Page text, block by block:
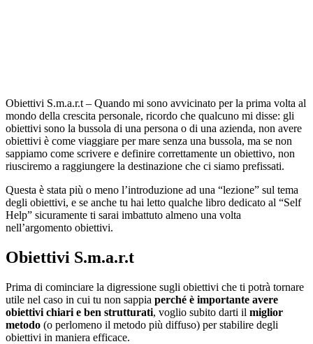
Obiettivi S.m.a.r.t – Quando mi sono avvicinato per la prima volta al
mondo della crescita personale, ricordo che qualcuno mi disse: gli
obiettivi sono la bussola di una persona o di una azienda, non avere
obiettivi è come viaggiare per mare senza una bussola, ma se non
sappiamo come scrivere e definire correttamente un obiettivo, non
riusciremo a raggiungere la destinazione che ci siamo prefissati.
Questa è stata più o meno l’introduzione ad una “lezione” sul tema
degli obiettivi, e se anche tu hai letto qualche libro dedicato al “Self
Help” sicuramente ti sarai imbattuto almeno una volta
nell’argomento obiettivi.
Obiettivi S.m.a.r.t
Prima di cominciare la digressione sugli obiettivi che ti potrà tornare
utile nel caso in cui tu non sappia perché è importante avere
obiettivi chiari e ben strutturati, voglio subito darti il miglior
metodo (o perlomeno il metodo più diffuso) per stabilire degli
obiettivi in maniera efficace.